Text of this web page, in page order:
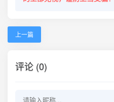
上一篇
评论 (0)